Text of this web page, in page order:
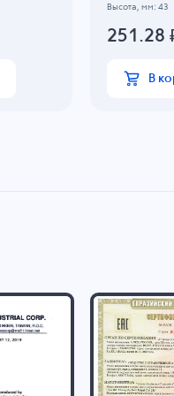
Высота, мм: 43
251.28
В